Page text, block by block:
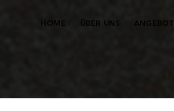
HOME ÜBER UNS ANGEBOT